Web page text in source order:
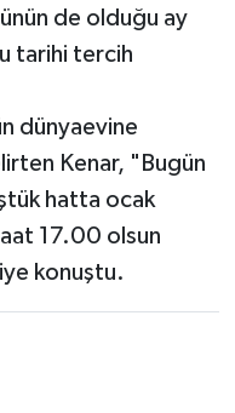
de olduğu ay
tarihi tercih
dünyaevine
Kenar, "Bugün
hatta ocak
17.00 olsun
konuştu.